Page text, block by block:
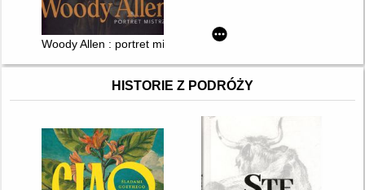
Woody Allen : portret mistrza
HISTORIE Z PODRÓŻY